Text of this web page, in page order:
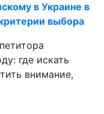
в Украине в
выбора
где искать
внимание,